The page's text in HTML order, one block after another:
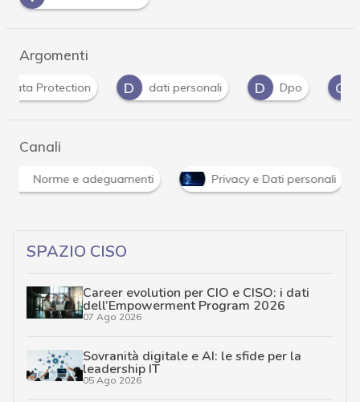
Argomenti
D
dati personali D Dpo G Garante Privacy
Canali
Norme e adeguamenti Privacy e Dati personali
SPAZIO CISO
Career evolution per CIO e CISO: i dati
dell’Empowerment Program 2026
07 Ago 2026
Sovranità digitale e AI: le sfide per la
leadership IT
05 Ago 2026